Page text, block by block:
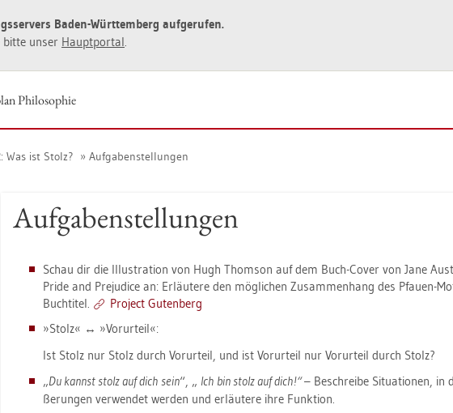
Baden-Würt­tem­berg auf­ge­ru­fen.
bitte unser Haupt­por­tal.
Phi­lo­so­phie
Was ist Stolz? Auf­ga­ben­stel­lun­gen
Auf­ga­ben­stel­lun­gen
Schau dir die Il­lus­tra­ti­on von Hugh Thom­son auf dem Buch-Cover von Jane
Pride and Pre­ju­di­ce an: Er­läu­te­re den mög­li­chen Zu­sam­men­hang des Pfau­en-
Buch­ti­tel.
Pro­ject Gu­ten­berg
»Stolz« ↔ »Vor­ur­teil«:
Ist Stolz nur Stolz durch Vor­ur­teil, und ist Vor­ur­teil nur Vor­ur­teil durch Stolz?
„Du kannst stolz auf dich sein“, „ Ich bin stolz auf dich!“– Be­schrei­be Si­tua­tio­nen, in
ße­run­gen ver­wen­det wer­den und er­läu­te­re ihre Funk­ti­on.